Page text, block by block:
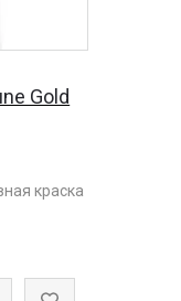
Gold
краска